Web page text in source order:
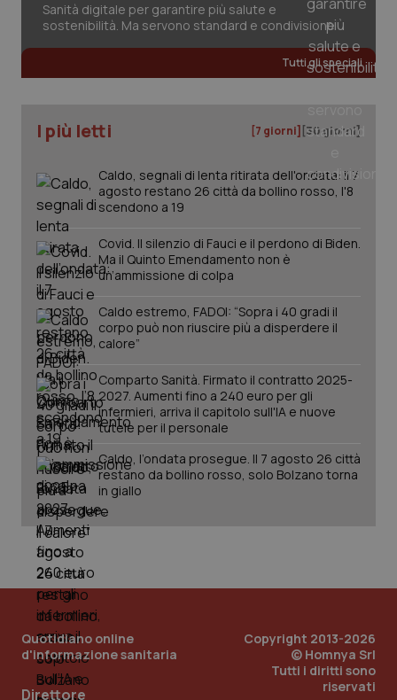
Sanità digitale per garantire più salute e
sostenibilità. Ma servono standard e condivisione
Tutti gli speciali
I più letti [7 giorni] [30 giorni]
Caldo, segnali di lenta ritirata dell'ondata: il 7
agosto restano 26 città da bollino rosso, l'8
scendono a 19
Covid. Il silenzio di Fauci e il perdono di Biden.
Ma il Quinto Emendamento non è
un’ammissione di colpa
Caldo estremo, FADOI: “Sopra i 40 gradi il
corpo può non riuscire più a disperdere il
calore”
Comparto Sanità. Firmato il contratto 2025-
2027. Aumenti fino a 240 euro per gli
infermieri, arriva il capitolo sull'IA e nuove
tutele per il personale
Caldo, l’ondata prosegue. Il 7 agosto 26 città
restano da bollino rosso, solo Bolzano torna
in giallo
Quotidiano online
d'informazione sanitaria
Direttore
Copyright 2013-2026
© Homnya Srl
Tutti i diritti sono
riservati
tracking-enable
www.quotidianosanita.it
2
tracking-sites-ironfish-
www.quotidianosanita.it
Google LLC
.quotidianosanita.it
PHPSESSID